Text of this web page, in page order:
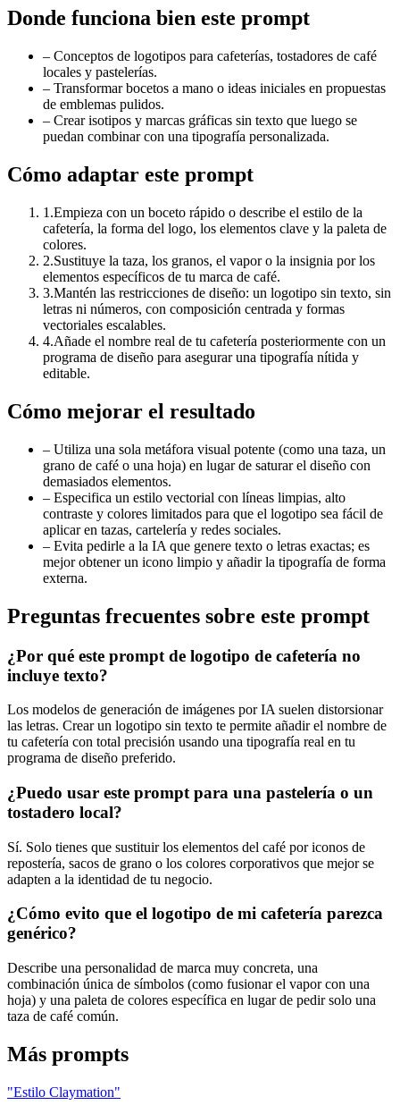
Donde funciona bien este prompt
– Conceptos de logotipos para cafeterías, tostadores de café
locales y pastelerías.
– Transformar bocetos a mano o ideas iniciales en propuestas
de emblemas pulidos.
– Crear isotipos y marcas gráficas sin texto que luego se
puedan combinar con una tipografía personalizada.
Cómo adaptar este prompt
1 .Empieza con un boceto rápido o describe el estilo de la
cafetería, la forma del logo, los elementos clave y la paleta de
colores.
2.Sustituye la taza, los granos, el vapor o la insignia por los
elementos específicos de tu marca de café.
3.Mantén las restricciones de diseño: un logotipo sin texto, sin
letras ni números, con composición centrada y formas
vectoriales escalables.
4.Añade el nombre real de tu cafetería posteriormente con un
programa de diseño para asegurar una tipografía nítida y
editable.
Cómo mejorar el resultado
– Utiliza una sola metáfora visual potente (como una taza, un
grano de café o una hoja) en lugar de saturar el diseño con
demasiados elementos.
– Especifica un estilo vectorial con líneas limpias, alto
contraste y colores limitados para que el logotipo sea fácil de
aplicar en tazas, cartelería y redes sociales.
– Evita pedirle a la IA que genere texto o letras exactas; es
mejor obtener un icono limpio y añadir la tipografía de forma
externa.
Preguntas frecuentes sobre este prompt
¿Por qué este prompt de logotipo de cafetería no
incluye texto?
Los modelos de generación de imágenes por IA suelen distorsionar
las letras. Crear un logotipo sin texto te permite añadir el nombre de
tu cafetería con total precisión usando una tipografía real en tu
programa de diseño preferido.
¿Puedo usar este prompt para una pastelería o un
tostadero local?
Sí. Solo tienes que sustituir los elementos del café por iconos de
repostería, sacos de grano o los colores corporativos que mejor se
adapten a la identidad de tu negocio.
¿Cómo evito que el logotipo de mi cafetería parezca
genérico?
Describe una personalidad de marca muy concreta, una
combinación única de símbolos (como fusionar el vapor con una
hoja) y una paleta de colores específica en lugar de pedir solo una
taza de café común.
Más prompts
"Estilo Claymation"